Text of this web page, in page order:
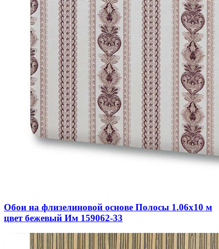
Обои на флизелиновой основе Полосы 1.06х10 м
цвет бежевый Им 159062-33